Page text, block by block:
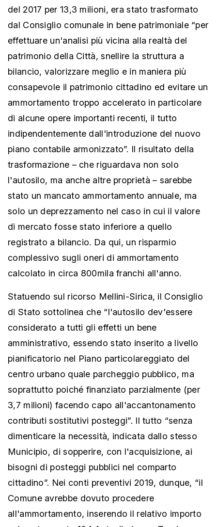
del 2017 per 13,3 milioni, era stato trasformato
dal Consiglio comunale in bene patrimoniale “per
effettuare un'analisi più vicina alla realtà del
patrimonio della Città, snellire la struttura a
bilancio, valorizzare meglio e in maniera più
consapevole il patrimonio cittadino ed evitare un
ammortamento troppo accelerato in particolare
di alcune opere importanti recenti, il tutto
indipendentemente dall'introduzione del nuovo
piano contabile armonizzato”. Il risultato della
trasformazione – che riguardava non solo
l'autosilo, ma anche altre proprietà – sarebbe
stato un mancato ammortamento annuale, ma
solo un deprezzamento nel caso in cui il valore
di mercato fosse stato inferiore a quello
registrato a bilancio. Da qui, un risparmio
complessivo sugli oneri di ammortamento
calcolato in circa 800mila franchi all'anno.
Statuendo sul ricorso Mellini-Sirica, il Consiglio
di Stato sottolinea che “l'autosilo dev'essere
considerato a tutti gli effetti un bene
amministrativo, essendo stato inserito a livello
pianificatorio nel Piano particolareggiato del
centro urbano quale parcheggio pubblico, ma
soprattutto poiché finanziato parzialmente (per
3,7 milioni) facendo capo all'accantonamento
contributi sostitutivi posteggi”. Il tutto “senza
dimenticare la necessità, indicata dallo stesso
Municipio, di sopperire, con l'acquisizione, ai
bisogni di posteggi pubblici nel comparto
cittadino”. Nei conti preventivi 2019, dunque, “il
Comune avrebbe dovuto procedere
all'ammortamento, inserendo il relativo importo